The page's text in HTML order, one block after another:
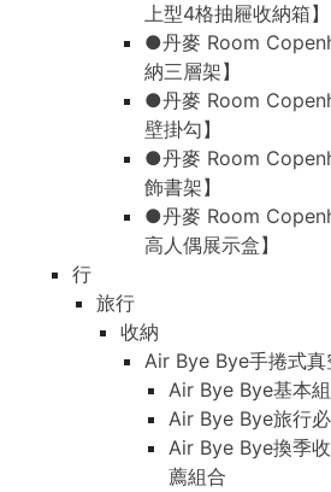
上型4格抽屜收納箱】
●丹麥 Room
納三層架】
●丹麥 Room
壁掛勾】
●丹麥 Room
飾書架】
●丹麥 Room
高人偶展示盒】
行
旅行
收納
Air Bye Bye手捲式真
Air Bye Bye基本
Air Bye Bye旅行
Air Bye Bye換季
薦組合